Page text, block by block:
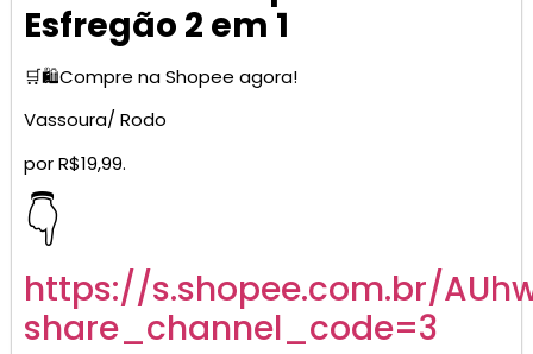
Esfregão 2 em 1
🛒🛍️Compre na Shopee agora!
Vassoura/ Rodo
por R$19,99.
👇
https://s.shopee.com.br/
share_channel_code=3